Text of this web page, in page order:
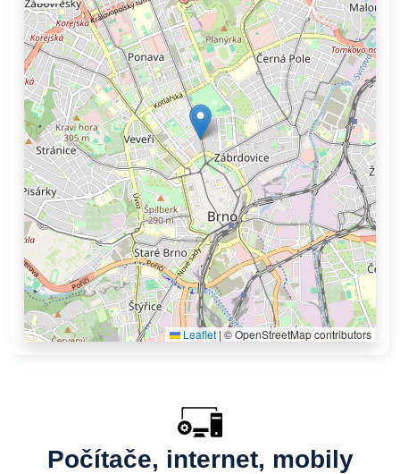
Leaflet |© OpenStreetMap contributors
Počítače, internet, mobily